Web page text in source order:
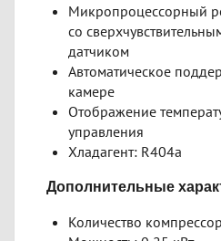
Микропроцессорный
со
датчиком
Автоматическое
камере
Отображение
управления
Хладагент: R404a
Дополнительные
Количество